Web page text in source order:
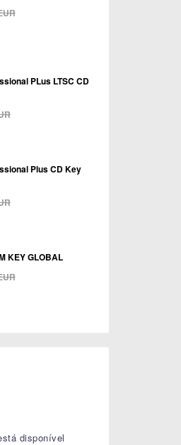
PLus LTSC CD
Plus CD Key
KEY GLOBAL
disponível